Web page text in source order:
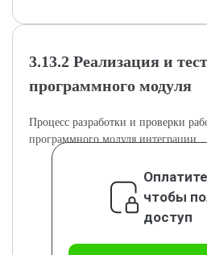
3.13.2 Реализация и
программного модуля
Процесс разработки и проверки
программного модуля интеграции.
чтобы
доступ